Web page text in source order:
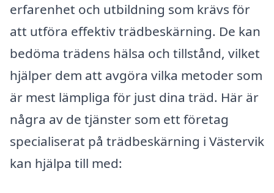
erfarenhet och utbildning som krävs för
att utföra effektiv trädbeskärning. De kan
bedöma trädens hälsa och tillstånd, vilket
hjälper dem att avgöra vilka metoder som
är mest lämpliga för just dina träd. Här är
några av de tjänster som ett företag
specialiserat på trädbeskärning i Västervik
kan hjälpa till med: